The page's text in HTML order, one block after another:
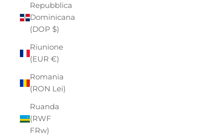
Repubblica
Dominicana
(DOP $)
Riunione
(EUR €)
Romania
(RON Lei)
Ruanda
(RWF
FRw)